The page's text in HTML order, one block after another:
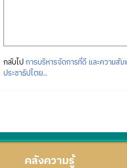
กลับไป การบริหารจัดการที่ดี และความ
ประชาธิปไตย...
คลังความรู้